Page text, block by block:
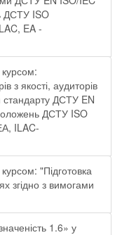
ДСТУ ISO
EA -
з якості, аудиторів
стандарту ДСТУ EN
ДСТУ ISO
ILAC-
"Підготовка
згідно з вимогами
1.6» у